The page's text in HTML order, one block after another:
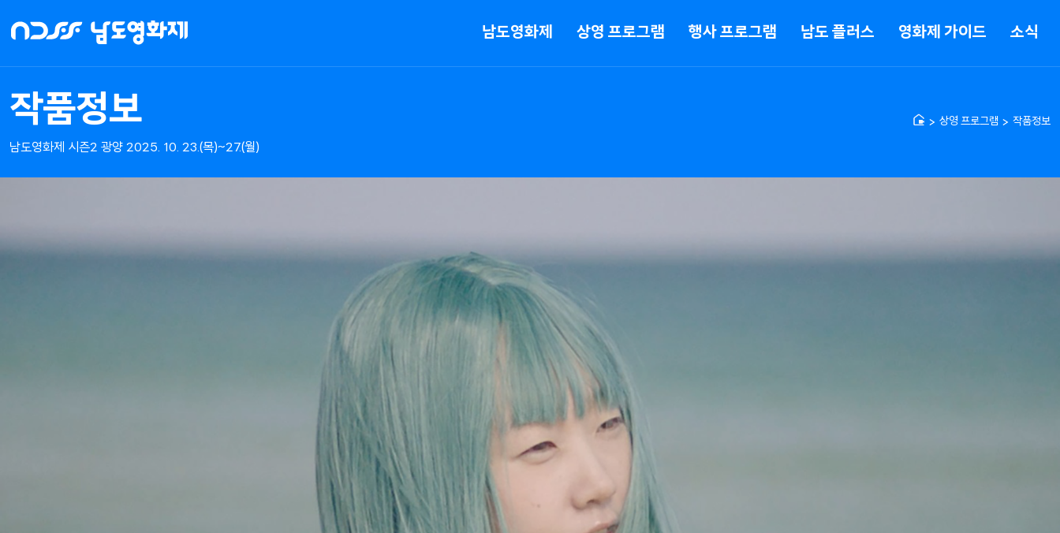
NDFF
남도영화제
시즌2
광양
남도영화제 상영 프로그램 행사 프로그램 남도 플러스 영화제 가이드 소식
작품정보
남도영화제 시즌2 광양 2025. 10. 23.(목)~27.(월)
상영 프로그램 작품정보